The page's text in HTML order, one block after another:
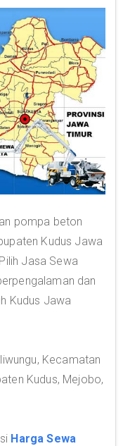
pompa beton
Kudus Jawa
Jasa Sewa
dan
Kudus Jawa
Kecamatan
Kudus, Mejobo,
Harga Sewa